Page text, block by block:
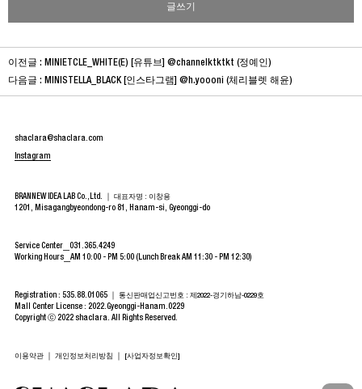
글쓰기
이전글 : MINIETCLE_WHITE(E) [유튜브] @channelktktkt (정예인)
다음글 : MINISTELLA_BLACK [인스타그램] @h.yoooni (체리블렛 해윤)
shaclara@shaclara.com
Instagram
BRANNEW IDEA LAB Co.,Ltd. ｜ 대표자명 : 이창용
1201, Misagangbyeondong-ro 81, Hanam-si, Gyeonggi-do
Service Center
031.365.4249
Working Hours
AM 10:00 - PM 5:00 (Lunch Break AM 11:30 - PM 12:30)
Registration : 535.88.01065 ｜ 통신판매업신고번호 : 제2022-경기하남-0229호
Mall Center License : 2022.Gyeonggi-Hanam.0229
Copyright ⓒ 2022 shaclara. All Rights Reserved.
이용약관 개인정보처리방침 [사업자정보확인]